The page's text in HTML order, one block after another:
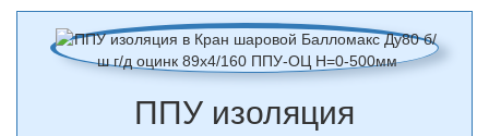
ППУ изоляция